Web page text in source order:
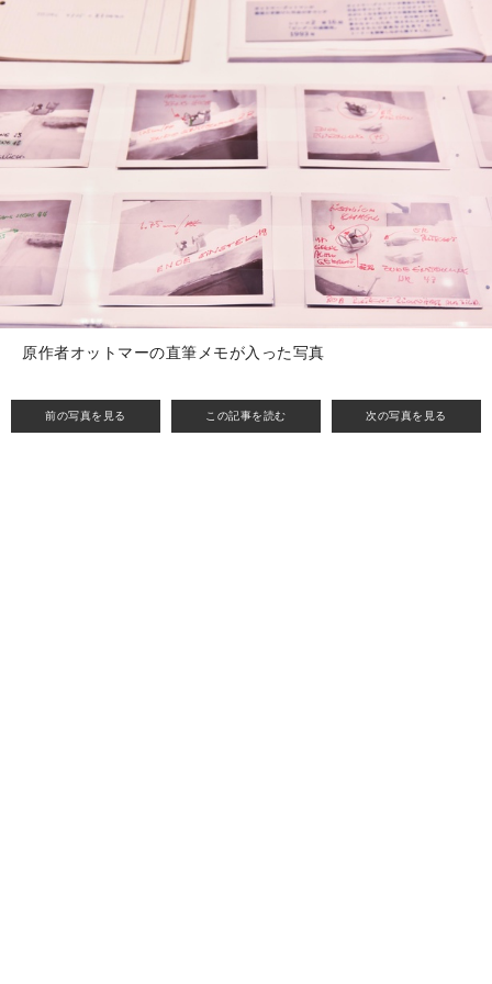
前の写真を見る この記事を読む 次の写真を見る
原作者オットマーの直筆メモが入った写真